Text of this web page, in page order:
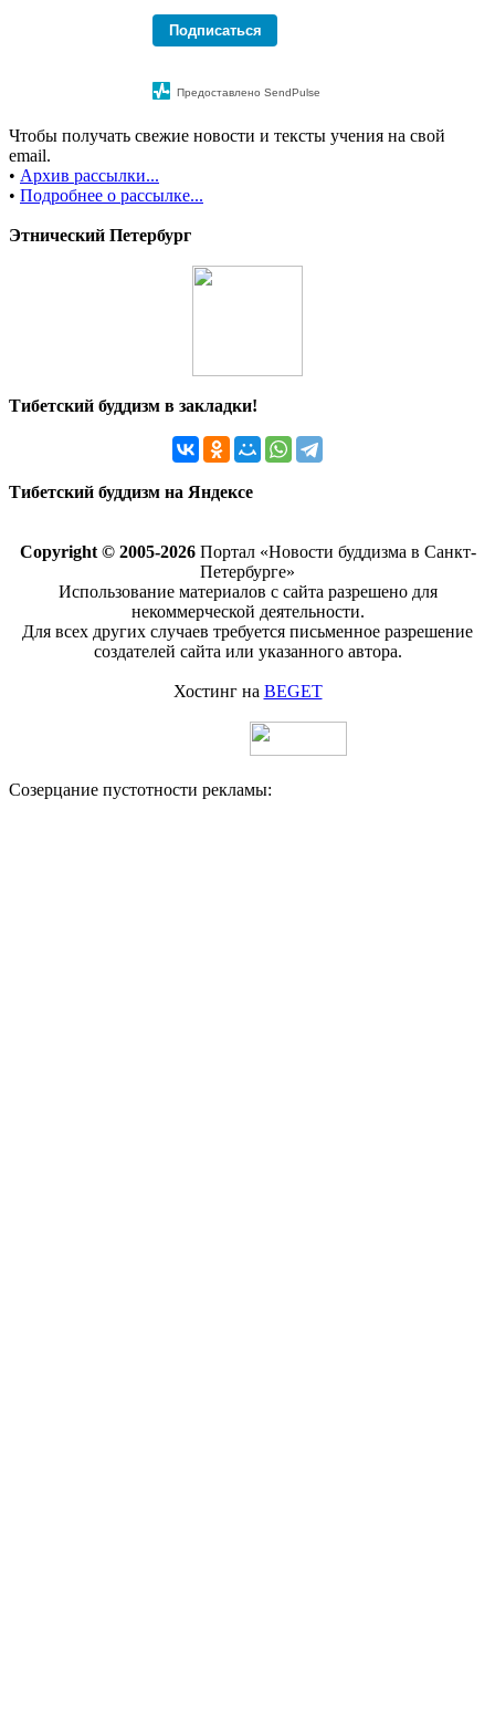
Подписаться
Предоставлено SendPulse
Чтобы получать свежие новости и тексты учения на свой
email.
• Архив рассылки...
• Подробнее о рассылке...
Этнический Петербург
Тибетский буддизм в закладки!
Тибетский буддизм на Яндексе
Copyright © 2005-2026Портал «Новости буддизма в Санкт-
Петербурге»
Использование материалов с сайта разрешено для
некоммерческой деятельности.
Для всех других случаев требуется письменное разрешение
создателей сайта или указанного автора.
Хостинг на BEGET
Созерцание пустотности рекламы: